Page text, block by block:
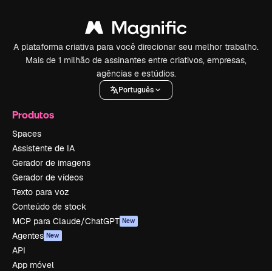
A plataforma criativa para você direcionar seu melhor trabalho.
Mais de 1 milhão de assinantes entre criativos, empresas,
agências e estúdios.
Português
Produtos
Spaces
Assistente de IA
Gerador de imagens
Gerador de vídeos
Texto para voz
Conteúdo de stock
MCP para Claude/ChatGPT New
Agentes New
API
App móvel